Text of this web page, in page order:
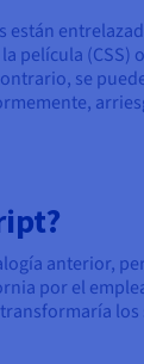
película
se
anterior,
por el